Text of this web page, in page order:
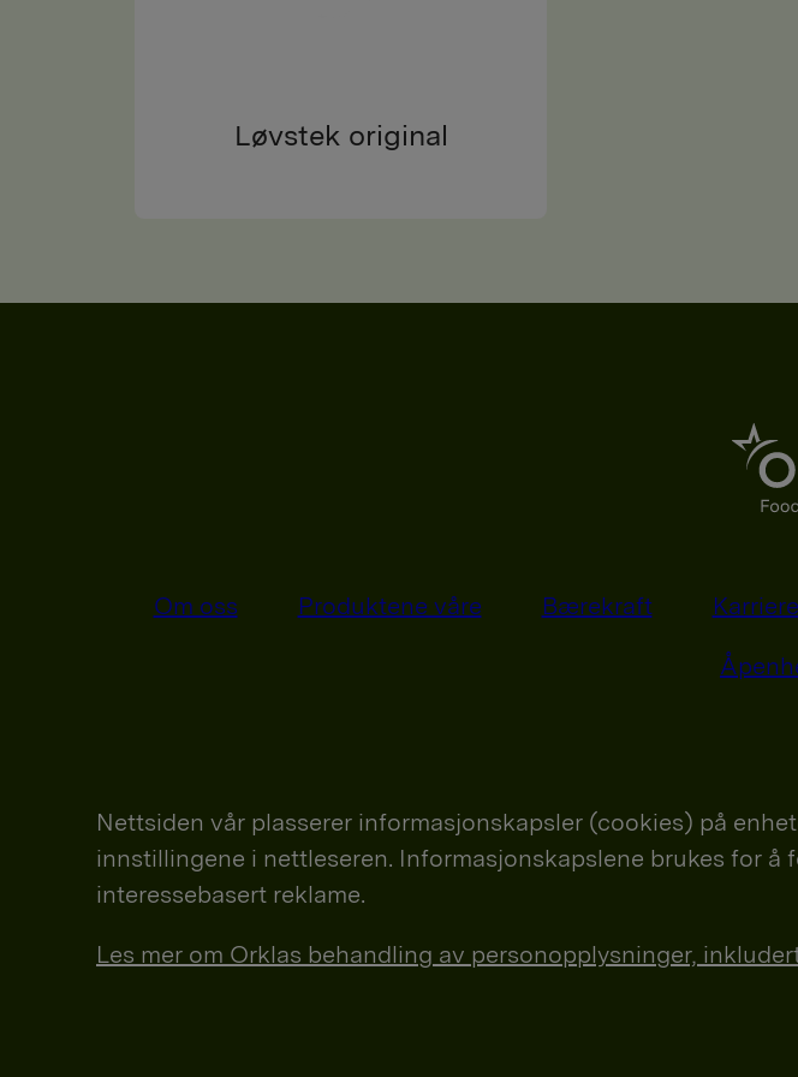
Løvstek original
Om oss Produktene våre Bærekraft Karriere
Nettsiden vår plasserer informasjonskapsler (cookies) på
innstillingene i nettleseren. Informasjonskapslene brukes for å
interessebasert reklame.
Les mer om Orklas behandling av personopplysninger,